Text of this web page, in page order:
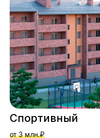
Спортивный
от 3 млн.₽